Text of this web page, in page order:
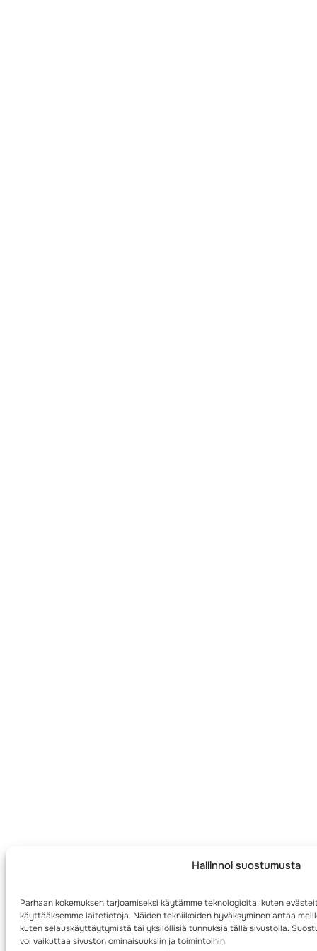
Hallinnoi suostumusta
Parhaan kokemuksen tarjoamiseksi käytämme teknologioita, kuten
käyttääksemme laitetietoja. Näiden tekniikoiden hyväksyminen antaa
kuten selauskäyttäytymistä tai yksilöllisiä tunnuksia tällä sivustolla.
voi vaikuttaa sivuston ominaisuuksiin ja toimintoihin.